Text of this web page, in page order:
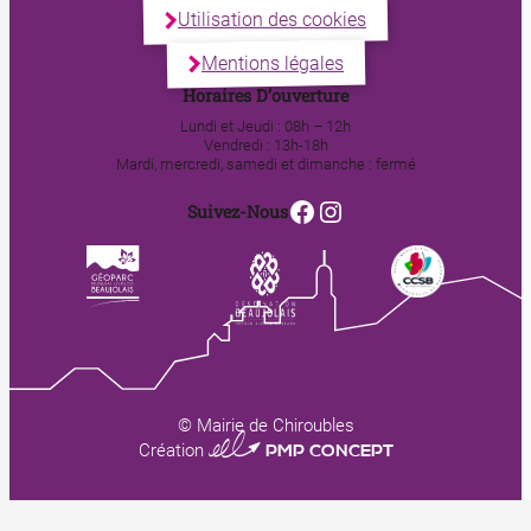
Utilisation des cookies
Mentions légales
Horaires D’ouverture
Lundi et Jeudi : 08h – 12h
Vendredi : 13h-18h
Mardi, mercredi, samedi et dimanche : fermé
Suivez-NousFacebook
Instagram
© Mairie de Chiroubles
Création 0123 PMP CONCEPT